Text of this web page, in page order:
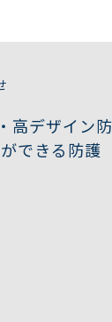
高デザイン防
できる防護